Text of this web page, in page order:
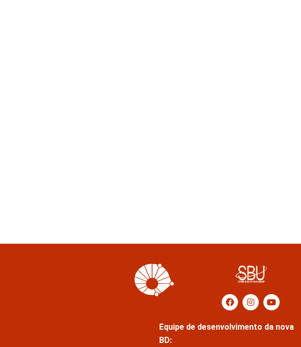
Equipe de desenvolvimento da nova
BD: